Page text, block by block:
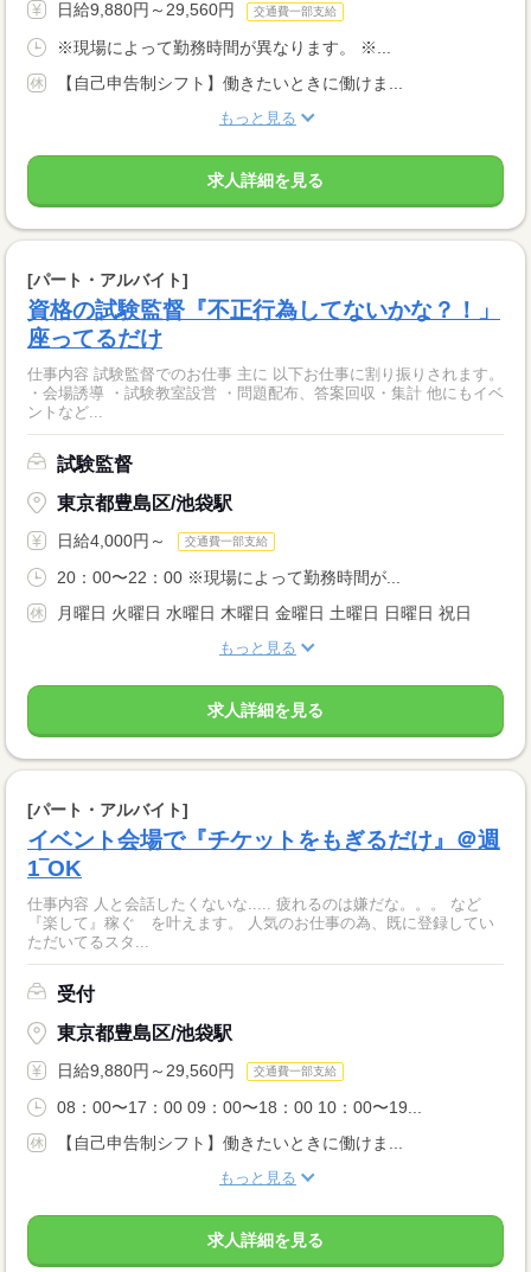
日給9,880円～29,560円 交通費一部支給
※現場によって勤務時間が異なります。 ※...
【自己申告制シフト】働きたいときに働けま...
もっと見る
求人詳細を見る
[パート・アルバイト]
資格の試験監督『不正行為してないかな？！」
座ってるだけ
仕事内容 試験監督でのお仕事 主に 以下お仕事に割り振りされます。
・会場誘導 ・試験教室設営 ・問題配布、答案回収・集計 他にもイベ
ントなど...
試験監督
東京都豊島区/池袋駅
日給4,000円～ 交通費一部支給
20：00〜22：00 ※現場によって勤務時間が...
月曜日 火曜日 水曜日 木曜日 金曜日 土曜日 日曜日 祝日
もっと見る
求人詳細を見る
[パート・アルバイト]
イベント会場で『チケットをもぎるだけ』＠週
1‾OK
仕事内容 人と会話したくないな..... 疲れるのは嫌だな。。。 など
『楽して』稼ぐ を叶えます。 人気のお仕事の為、既に登録してい
ただいてるスタ...
受付
東京都豊島区/池袋駅
日給9,880円～29,560円 交通費一部支給
08：00〜17：00 09：00〜18：00 10：00〜19...
【自己申告制シフト】働きたいときに働けま...
もっと見る
求人詳細を見る